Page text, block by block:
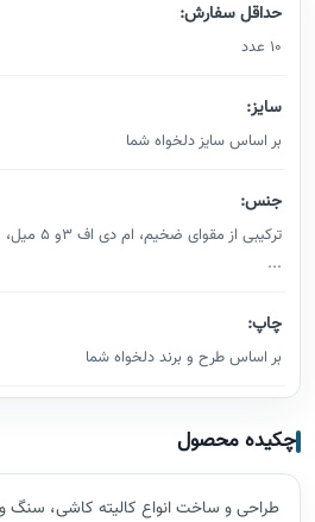
حداقل سفارش:
10 عدد
سایز:
بر اساس سایز دلخواه شما
جنس:
ترکیبی
...
چاپ:
بر اساس طرح و برند دلخواه شما
چکیده محصول
طراحی و ساخت انواع کالیته کاشی، سنگ